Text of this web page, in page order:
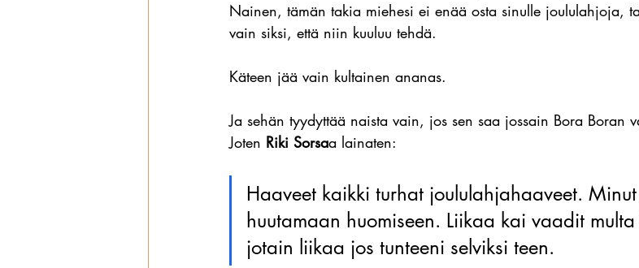
Nainen, tämän takia miehesi ei enää osta sinulle joululahjoja,
vain siksi, että niin kuuluu tehdä.
Käteen jää vain kultainen ananas.
Ja sehän tyydyttää naista vain, jos sen saa jossain Bora Boran
Joten Riki Sorsaa lainaten:
Haaveet kaikki turhat joululahjahaaveet.
huutamaan huomiseen. Liikaa kai vaadit
jotain liikaa jos tunteeni selviksi teen.